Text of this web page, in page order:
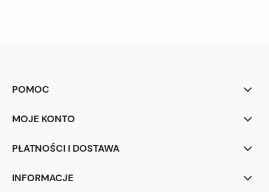
POMOC
MOJE KONTO
PŁATNOŚCI I DOSTAWA
INFORMACJE